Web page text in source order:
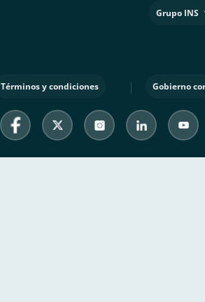
Grupo INS
Términos y condiciones | Gobierno